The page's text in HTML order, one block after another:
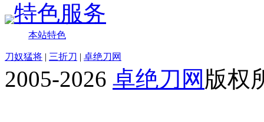
特色服务
本站特色
刀奴猛将 | 三折刀 | 卓绝刀网
2005-2026 卓绝刀网 版权